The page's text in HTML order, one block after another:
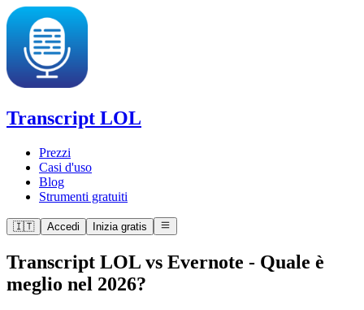
Transcript LOL
Prezzi
Casi d'uso
Blog
Strumenti gratuiti
🇮🇹 Accedi Inizia gratis
Transcript LOL vs Evernote - Quale è
meglio nel 2026?